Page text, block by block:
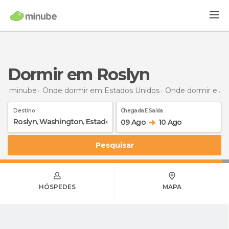
Dormir em Roslyn
minube Onde dormir em Estados Unidos Onde dormir em Washington
Destino Chegada E Saída
09 Ago 10 Ago
Pesquisar
HÓSPEDES MAPA